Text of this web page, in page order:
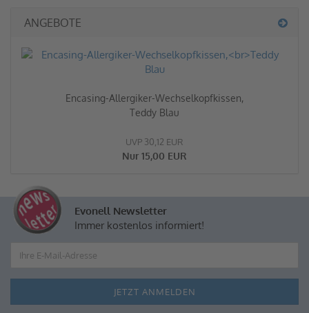
ANGEBOTE
Encasing-Allergiker-Wechselkopfkissen,
Teddy Blau
UVP 30,12 EUR
Nur 15,00 EUR
Evonell Newsletter
Immer kostenlos informiert!